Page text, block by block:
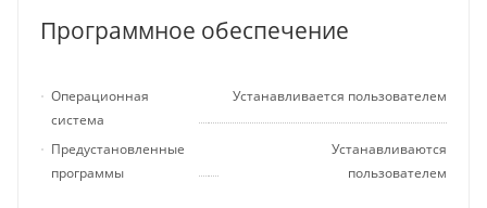
Программное обеспечение
Операционная
система
Устанавливается пользователем
Предустановленные
программы
Устанавливаются
пользователем